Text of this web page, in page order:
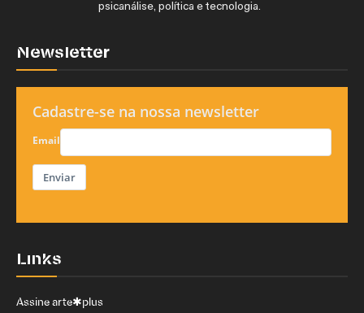
psicanálise, política e tecnologia.
Newsletter
Cadastre-se na nossa newsletter
Email
Enviar
Links
Assine arte✱plus